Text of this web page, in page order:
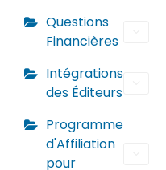
Questions
Financières
Intégrations
des Éditeurs
Programme
d'Affiliation
pour